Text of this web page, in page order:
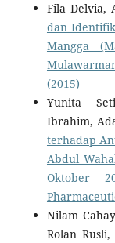
Fila Delvia,
dan
Mangga
(2015)
Yunita
Ibrahim,
terhadap
Abdul
Oktober
Nilam
Rolan Rusli,